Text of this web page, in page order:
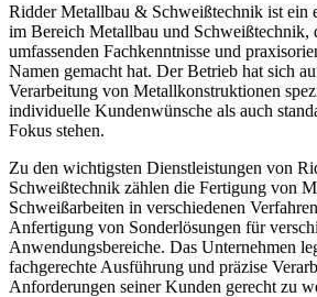
Ridder Metallbau & Schweißtechnik ist ein
im Bereich Metallbau und Schweißtechnik,
umfassenden Fachkenntnisse und
Namen gemacht hat. Der Betrieb hat sich
Verarbeitung von Metallkonstruktionen
individuelle Kundenwünsche als auch
Fokus stehen.
Zu den wichtigsten Dienstleistungen von
Schweißtechnik zählen die Fertigung von
Schweißarbeiten in verschiedenen
Anfertigung von Sonderlösungen für
Anwendungsbereiche. Das Unternehmen
fachgerechte Ausführung und präzise
Anforderungen seiner Kunden gerecht zu